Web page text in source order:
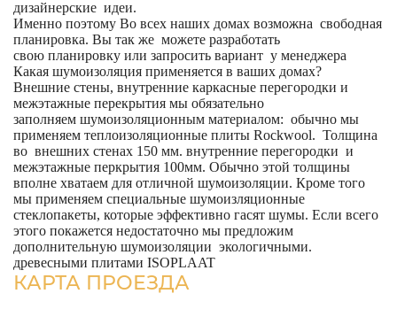
дизайнерские идеи.
Именно поэтому Во всех наших домах возможна свободная
планировка. Вы так же можете разработать
свою планировку или запросить вариант у менеджера
Какая шумоизоляция применяется в ваших домах?
Внешние стены, внутренние каркасные перегородки и
межэтажные перекрытия мы обязательно
заполняем шумоизоляционным материалом: обычно мы
применяем теплоизоляционные плиты Rockwool. Толщина
во внешних стенах 150 мм. внутренние перегородки и
межэтажные перкрытия 100мм. Обычно этой толщины
вполне хватаем для отличной шумоизоляции. Кроме того
мы применяем специальные шумоизляционные
стеклопакеты, которые эффективно гасят шумы. Если всего
этого покажется недостаточно мы предложим
дополнительную шумоизоляции экологичными.
древесными плитами ISOPLAAT
КАРТА ПРОЕЗДА